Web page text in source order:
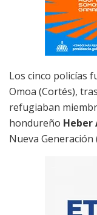
Los cinco policías
Omoa (Cortés),
refugiaban
hondureño Heber
Nueva Generación